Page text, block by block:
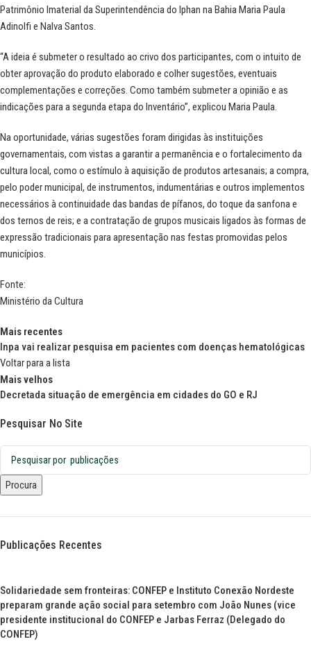
Patrimônio Imaterial da Superintendência do Iphan na Bahia Maria Paula
Adinolfi e Nalva Santos.
“A ideia é submeter o resultado ao crivo dos participantes, com o intuito de
obter aprovação do produto elaborado e colher sugestões, eventuais
complementações e correções. Como também submeter a opinião e as
indicações para a segunda etapa do Inventário”, explicou Maria Paula.
Na oportunidade, várias sugestões foram dirigidas às instituições
governamentais, com vistas a garantir a permanência e o fortalecimento da
cultura local, como o estímulo à aquisição de produtos artesanais; a compra,
pelo poder municipal, de instrumentos, indumentárias e outros implementos
necessários à continuidade das bandas de pífanos, do toque da sanfona e
dos ternos de reis; e a contratação de grupos musicais ligados às formas de
expressão tradicionais para apresentação nas festas promovidas pelos
municípios.
Fonte:
Ministério da Cultura
Mais recentes
Inpa vai realizar pesquisa em pacientes com doenças hematológicas
Voltar para a lista
Mais velhos
Decretada situação de emergência em cidades do GO e RJ
Pesquisar No Site
Procura
Publicações Recentes
Solidariedade sem fronteiras: CONFEP e Instituto Conexão Nordeste
preparam grande ação social para setembro com João Nunes (vice
presidente institucional do CONFEP e Jarbas Ferraz (Delegado do
CONFEP)